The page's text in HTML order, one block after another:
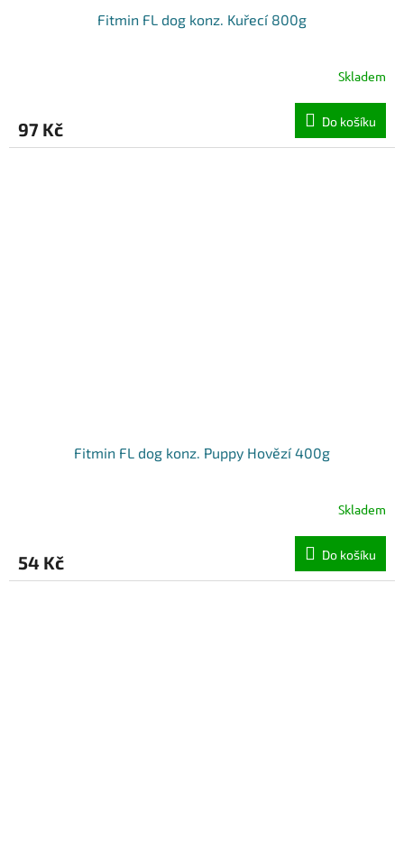
Fitmin FL dog konz. Kuřecí 800g
Skladem
97 Kč Do košíku
Fitmin FL dog konz. Puppy Hovězí 400g
Skladem
54 Kč Do košíku